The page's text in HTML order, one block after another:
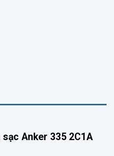
Anker 335 2C1A